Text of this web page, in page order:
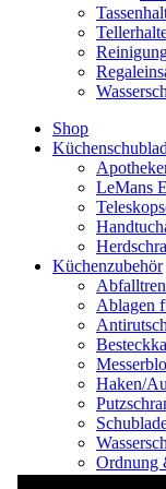
Shop
LeMans
Küchenzubehör
Ablagen
Haken/
Ordnung